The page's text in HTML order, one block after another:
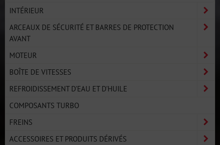
INTÉRIEUR
ARCEAUX DE SÉCURITÉ ET BARRES DE PROTECTION
AVANT
MOTEUR
BOÎTE DE VITESSES
REFROIDISSEMENT D'EAU ET D'HUILE
COMPOSANTS TURBO
FREINS
ACCESSOIRES ET PRODUITS DÉRIVÉS